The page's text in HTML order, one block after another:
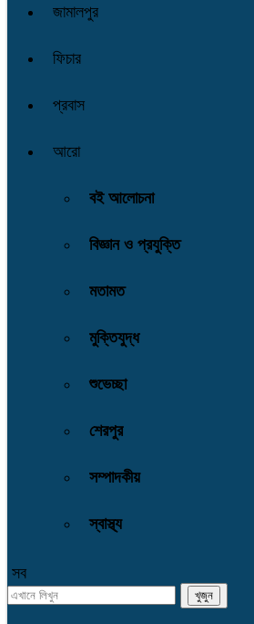
জামালপুর
ফিচার
প্রবাস
আরো
বই আলোচনা
বিজ্ঞান ও প্রযুক্তি
মতামত
মুক্তিযুদ্ধ
শুভেচ্ছা
শেরপুর
সম্পাদকীয়
স্বাস্থ্য
সব